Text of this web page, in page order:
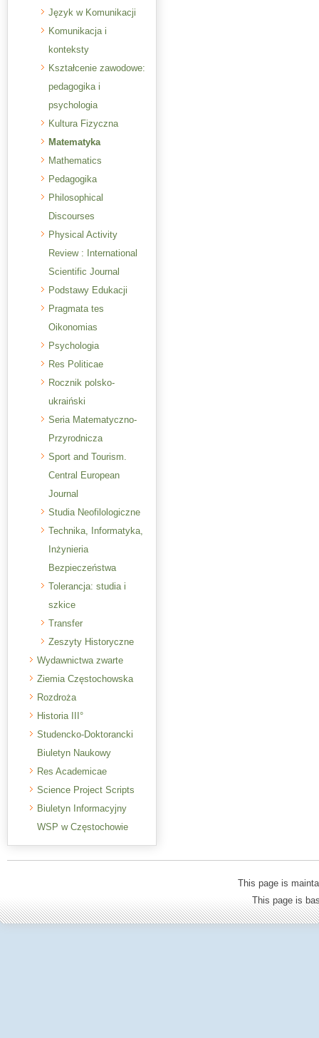
Język w Komunikacji
Komunikacja i
konteksty
Kształcenie zawodowe:
pedagogika i
psychologia
Kultura Fizyczna
Matematyka
Mathematics
Pedagogika
Philosophical
Discourses
Physical Activity
Review : International
Scientific Journal
Podstawy Edukacji
Pragmata tes
Oikonomias
Psychologia
Res Politicae
Rocznik polsko-
ukraiński
Seria Matematyczno-
Przyrodnicza
Sport and Tourism.
Central European
Journal
Studia Neofilologiczne
Technika, Informatyka,
Inżynieria
Bezpieczeństwa
Tolerancja: studia i
szkice
Transfer
Zeszyty Historyczne
Wydawnictwa zwarte
Ziemia Częstochowska
Rozdroża
Historia III°
Studencko-Doktorancki
Biuletyn Naukowy
Res Academicae
Science Project Scripts
Biuletyn Informacyjny
WSP w Częstochowie
This page is
This page is